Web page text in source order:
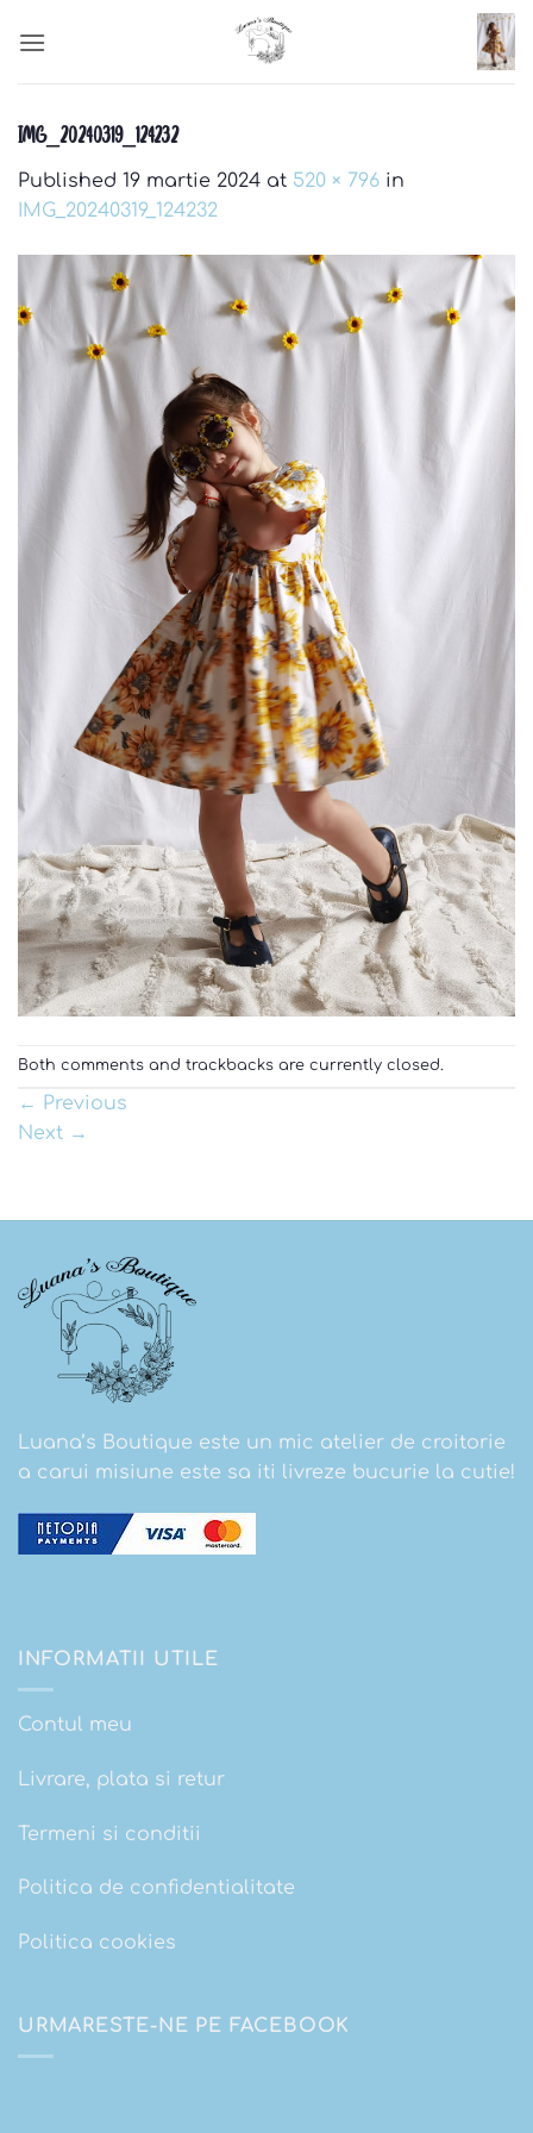
IMG_20240319_124232
Published 19 martie 2024 at 520 × 796 in
IMG_20240319_124232
Both comments and trackbacks are currently closed.
← Previous
Next →
Luana’s Boutique este un mic atelier de croitorie
a carui misiune este sa iti livreze bucurie la cutie!
INFORMATII UTILE
Contul meu
Livrare, plata si retur
Termeni si conditii
Politica de confidentialitate
Politica cookies
URMARESTE-NE PE FACEBOOK